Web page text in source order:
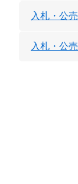
入札・公売
入札・公売